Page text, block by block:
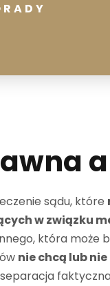
sądu, które
w związku
która może
nie chcą lub
separacja